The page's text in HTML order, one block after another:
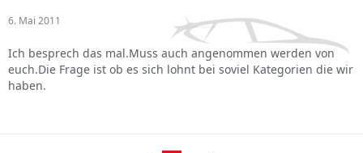
6. Mai 2011
Ich besprech das mal.Muss auch angenommen werden von
euch.Die Frage ist ob es sich lohnt bei soviel Kategorien die wir
haben.